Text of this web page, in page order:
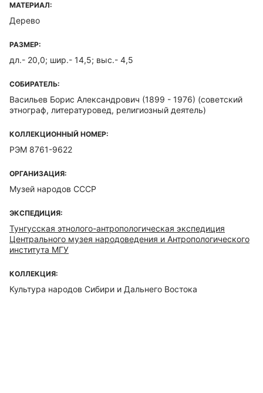
МАТЕРИАЛ:
Дерево
РАЗМЕР:
дл.- 20,0; шир.- 14,5; выс.- 4,5
СОБИРАТЕЛЬ:
Васильев Борис Александрович (1899 - 1976) (советский
этнограф, литературовед, религиозный деятель)
КОЛЛЕКЦИОННЫЙ НОМЕР:
РЭМ 8761-9622
ОРГАНИЗАЦИЯ:
Музей народов СССР
ЭКСПЕДИЦИЯ:
Тунгусская этнолого-антропологическая экспедиция
Центрального музея народоведения и Антропологического
института МГУ
КОЛЛЕКЦИЯ:
Культура народов Сибири и Дальнего Востока